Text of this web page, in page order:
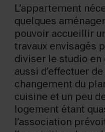
L’appartement
quelques
pouvoir accueillir
travaux envisagés
diviser le studio en
aussi d’effectuer
changement du
cuisine et un peu
logement étant
l’association